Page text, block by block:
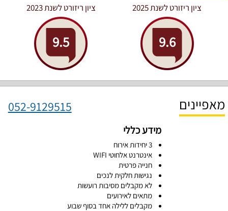
ציון ריזורט לשנת 2025
9.6
ציון ריזורט לשנת 2023
9.5
מאפיינים 052-9129515
מידע כללי
3 יחידות אירוח
אינטרנט אלחוטי WIFI
חנייה פרטית
נגישות חלקית לנכים
לא מקבלים מסיבות רועשות
מתאים לאירועים
מקבלים ללילה אחד בסוף שבוע